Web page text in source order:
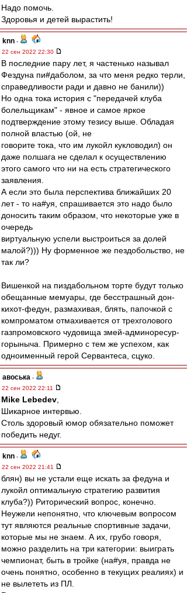
Надо помочь.
Здоровья и детей вырастить!
knn -
22 сен 2022 22:30
В последние пару лет, я частенько называл
Фездуна пи#даболом, за что меня редко терли,
справедливости ради и давно не банили))
Но одна тока история с "передачей клуба
болельщикам" - явное и самое яркое
подтверждение этому тезису выше. Обладая
полной властью (ой, не
говорите тока, что им лукойл кукловодил) он
даже полшага не сделал к осуществлению
этого самого что ни на есть стратегического
заявления.
А если это была перспектива ближайших 20
лет - то на#уя, спрашивается это надо было
доносить таким образом, что некоторые уже в
очередь
виртуальную успели выстроиться за долей
малой?))) Ну форменное же пездобольство, не
так ли?
Вишенкой на пиздабольном торте будут только
обещанные мемуары, где бесстрашный дон-
кихот-федун, размахивая, блять, папочкой с
компроматом отмахивается от трехголового
газпромовского чудовища змей-админоресур-
горыныча. Примерно с тем же успехом, как
одноименный герой Сервантеса, сцуко.
авоська -
22 сен 2022 22:11
Mike Lebedev
Шикарное интервью.
Столь здоровый юмор обязательно поможет
победить недуг.
knn -
22 сен 2022 21:41
блян) вы не устали еще искать за федуна и
лукойл оптимальную стратегию развития
клуба?)) Риторический вопрос, конечно.
Неужели непонятно, что ключевым вопросом
тут являются реальные спортивные задачи,
которые мы не знаем. А их, грубо говоря,
можно разделить на три категории: выиграть
чемпионат, быть в тройке (на#уя, правда не
очень понятно, особенно в текущих реалиях) и
не вылететь из ПЛ.